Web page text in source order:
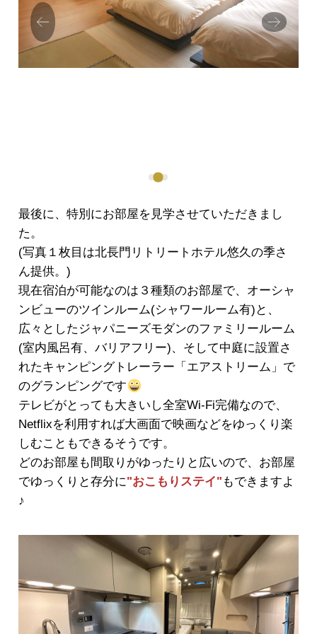
Prev
ious
Next
最後に、特別にお部屋を見学させていただきまし
た。
(写真１枚目は北長門リトリートホテル悠久の季さ
ん提供。)
現在宿泊が可能なのは３種類のお部屋で、オーシャ
ンビューのツインルーム(シャワールーム有)と、
広々としたジャパニーズモダンのファミリールーム
(室内風呂有、バリアフリー)、そして中庭に設置さ
れたキャンピングトレーラー「エアストリーム」で
のグランピングです
テレビがとっても大きいし全室Wi-Fi完備なので、
Netflixを利用すれば大画面で映画などをゆっくり楽
しむこともできるそうです。
どのお部屋も間取りがゆったりと広いので、お部屋
でゆっくりと存分に"おこもりステイ" もできますよ
♪